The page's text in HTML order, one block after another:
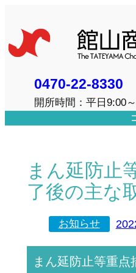
を
ス
0470-22-8330
開所時間：平日9:00
まん延防止
了後の主な
お知らせ
まん延防止等重点